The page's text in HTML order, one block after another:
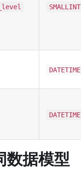
SMALLINT
DATETIME
DATETIME
数据模型